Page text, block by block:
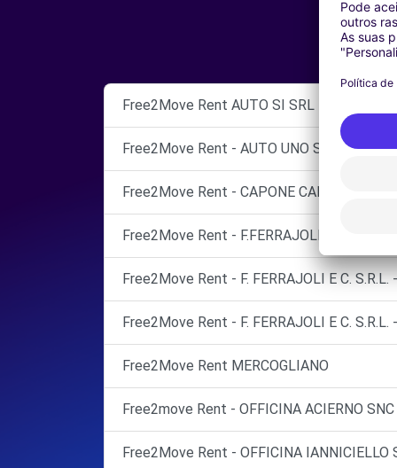
Free2Move Rent AUTO SI SRL
Free2Move Rent - AUTO UNO SRL -
Free2Move Rent - CAPONE CARMINE -
Free2Move Rent - F.FERRAJOLI & C. SRL -
Free2Move Rent - F. FERRAJOLI E C.
Free2Move Rent - F. FERRAJOLI E C. S.R.L.
Free2Move Rent MERCOGLIANO
Free2move Rent - OFFICINA ACIERNO
Free2Move Rent - OFFICINA IANNICIELLO